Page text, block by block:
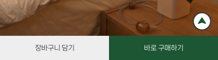
장바구니 담기 바로 구매하기